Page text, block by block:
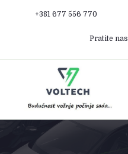
+381 677 556 770
Pratite nas